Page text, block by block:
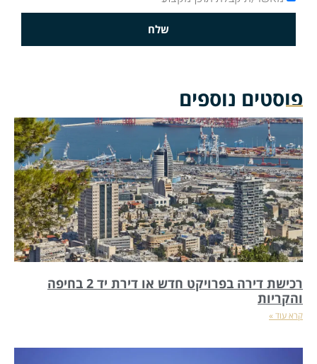
שלח
פוסטים נוספים
רכישת דירה בפרויקט חדש או דירת יד 2 בחיפה
והקריות
קרא עוד »